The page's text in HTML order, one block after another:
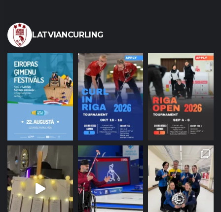
LATVIANCURLING